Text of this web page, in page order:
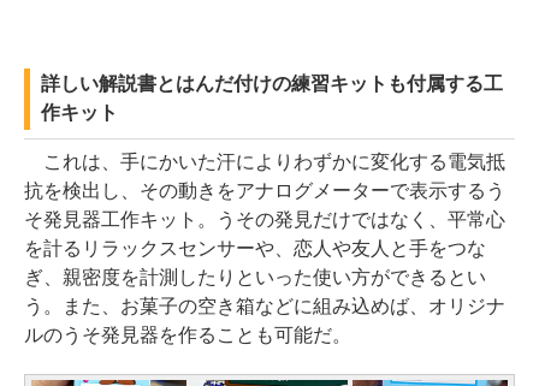
詳しい解説書とはんだ付けの練習キットも付属する工
作キット
これは、手にかいた汗によりわずかに変化する電気抵
抗を検出し、その動きをアナログメーターで表示するう
そ発見器工作キット。うその発見だけではなく、平常心
を計るリラックスセンサーや、恋人や友人と手をつな
ぎ、親密度を計測したりといった使い方ができるとい
う。また、お菓子の空き箱などに組み込めば、オリジナ
ルのうそ発見器を作ることも可能だ。